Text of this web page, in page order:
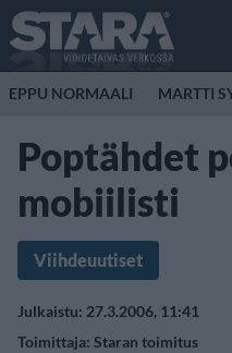
EPPU NORMAALI MARTTI
Poptähdet
mobiilisti
Viihdeuutiset
Julkaistu: 27.3.2006, 11:41
Toimittaja: Staran toimitus